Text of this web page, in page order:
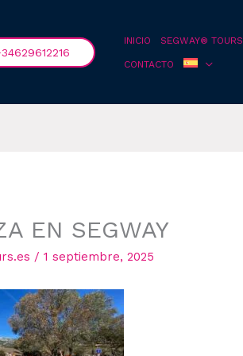
INICIO SEGWAY® TOURS
CONTACTO
EN SEGWAY
/1 septiembre, 2025